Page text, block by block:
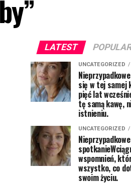
LATEST
UNCATEGORIZED
się w tej samej
pięć lat
tę samą kawę,
istnieniu.
UNCATEGORIZED
Nieprzypadkowe
wspomnień,
wszystko, co
swoim życiu.